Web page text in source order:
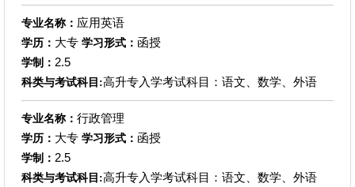
专业名称： 应用英语
学历： 大专 学习形式： 函授
学制： 2.5
科类与考试科目:高升专入学考试科目：语文、数学、外语
专业名称： 行政管理
学历： 大专 学习形式： 函授
学制： 2.5
科类与考试科目:高升专入学考试科目：语文、数学、外语